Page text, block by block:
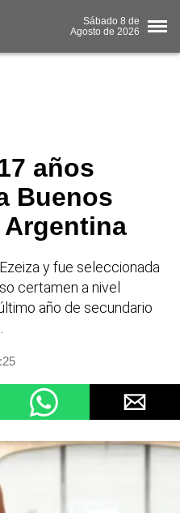
Sábado 8 de
Agosto de 2026
años
Buenos
y fue seleccionada
certamen a nivel
año de secundario